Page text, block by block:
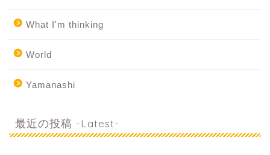
What I'm thinking
World
Yamanashi
最近の投稿 -Latest-